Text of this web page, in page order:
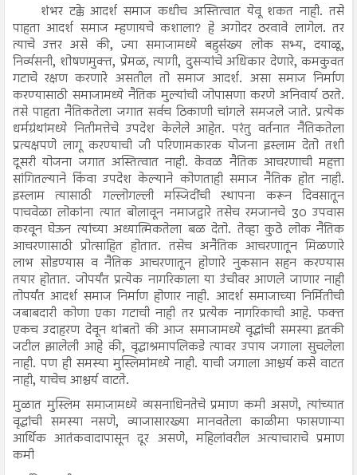
शंभर टक्के आदर्श समाज कधीच अस्तित्वात येवू शकत नाही. तसे
पाहता आदर्श समाज म्हणायचे कशाला? हे अगोदर ठरवावे लागेल. तर
त्याचे उत्तर असे की, ज्या समाजामध्ये बहुसंख्य लोक सभ्य, दयाळू,
निर्व्यसनी, शोषणमुक्त, प्रेमळ, त्यागी, दुसऱ्यांचे अधिकार देणारे, कमकुवत
गटाचे रक्षण करणारे असतील तो समाज आदर्श. असा समाज निर्माण
करण्यासाठी समाजामध्ये नैतिक मुल्यांची जोपासणा करणे अनिवार्य ठरते.
तसे पाहता नैतिकतेला जगात सर्वच ठिकाणी चांगले समजले जाते. प्रत्येक
धर्मग्रंथांमध्ये नितीमत्तेचे उपदेश केलेले आहेत. परंतु वर्तनात नैतिकतेला
प्रत्यक्षपणे लागू करण्याची जी परिणामकारक योजना इस्लाम देतो तशी
दूसरी योजना जगात अस्तित्वात नाही. केवळ नैतिक आचरणाची महत्ता
सांगितल्याने किंवा उपदेश केल्याने कोणताही समाज नैतिक होत नाही.
इस्लाम त्यासाठी गल्लोगल्ली मस्जिदींची स्थापना करून दिवसातून
पाचवेळा लोकांना त्यात बोलावून नमाजद्वारे तसेच रमजानचे 30 उपवास
करवून घेऊन त्यांच्या अध्यात्मिकतेला बळ देतो. तेव्हा कुठे लोक नैतिक
आचरणासाठी प्रोत्साहित होतात. तसेच अनैतिक आचरणातून मिळणारे
लाभ सोडण्यास व नैतिक आचरणातून होणारे नुकसान सहन करण्यास
तयार होतात. जोपर्यंत प्रत्येक नागरिकाला या उंचीवर आणले जाणार नाही
तोपर्यंत आदर्श समाज निर्माण होणार नाही. आदर्श समाजाच्या निर्मितीची
जबाबदारी कोणा एका गटाची नाही तर प्रत्येक नागरिकाची आहे. फक्त
एकच उदाहरण देवून थांबतो की आज समाजामध्ये वृद्धांची समस्या इतकी
जटील झालेली आहे की, वृद्धाश्रमापलिकडे त्यावर उपाय जगाला सुचलेला
नाही. पण ही समस्या मुस्लिमांमध्ये नाही. याची जगाला आश्चर्य कसे वाटत
नाही, याचेच आश्चर्य वाटते.
मुळात मुस्लिम समाजामध्ये व्यसनाधिनतेचे प्रमाण कमी असणे, त्यांच्यात
वृद्धांची समस्या नसणे, व्याजासारख्या मानवतेला काळीमा फासणाऱ्या
आर्थिक आतंकवादापासून दूर असणे, महिलांवरील अत्याचाराचे प्रमाण
कमी